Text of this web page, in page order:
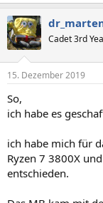
Cadet 3rd
15. Dezember 2019
So,
ich habe es
ich habe mich für
Ryzen 7 3800X
entschieden.